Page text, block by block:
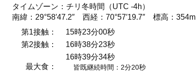
タイムゾーン：チリ冬時間（UTC -4h）
南緯：29°58′47.2″ 西経：70°57′19.7″ 標高：354m
第1接触：
15時23分00秒
第2接触：
16時38分23秒
最大食：
16時39分34秒
皆既継続時間：2分20秒